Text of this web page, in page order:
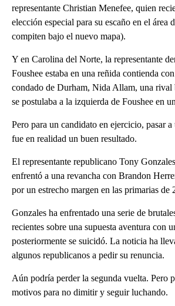
representante Christian Menefee, quien
elección especial para su escaño en el área
compiten bajo el nuevo mapa).
Y en Carolina del Norte, la representante
Foushee estaba en una reñida contienda
condado de Durham, Nida Allam, una rival
se postulaba a la izquierda de Foushee en
Pero para un candidato en ejercicio, pasar a
fue en realidad un buen resultado.
El representante republicano Tony
enfrentó a una revancha con Brandon
por un estrecho margen en las primarias de
Gonzales ha enfrentado una serie de
recientes sobre una supuesta aventura con
posteriormente se suicidó. La noticia ha
algunos republicanos a pedir su renuncia.
Aún podría perder la segunda vuelta. Pero
motivos para no dimitir y seguir luchando.